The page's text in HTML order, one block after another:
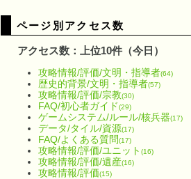
ページ別アクセス数
アクセス数：上位10件（今日）
攻略情報/評価/文明・指導者(64)
歴史的背景/文明・指導者(57)
攻略情報/評価/宗教(30)
FAQ/初心者ガイド(29)
ゲームシステム/ルール/核兵器(17)
データ/タイル/資源(17)
FAQ/よくある質問(17)
攻略情報/評価/ユニット (16)
攻略情報/評価/遺産(16)
攻略情報/評価(15)